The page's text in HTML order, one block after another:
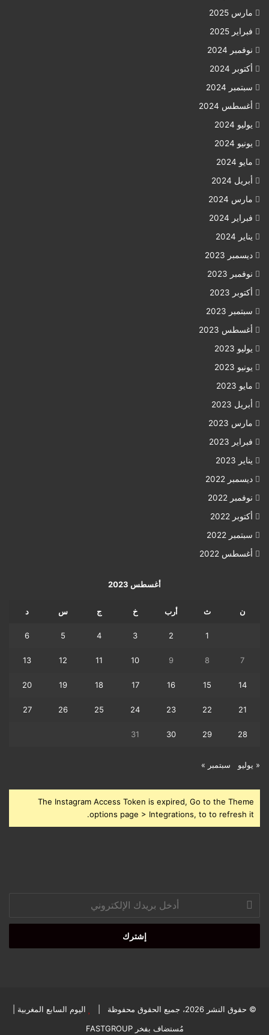
مارس 2025
فبراير 2025
نوفمبر 2024
أكتوبر 2024
سبتمبر 2024
أغسطس 2024
يوليو 2024
يونيو 2024
مايو 2024
أبريل 2024
مارس 2024
فبراير 2024
يناير 2024
ديسمبر 2023
نوفمبر 2023
أكتوبر 2023
سبتمبر 2023
أغسطس 2023
يوليو 2023
يونيو 2023
مايو 2023
أبريل 2023
مارس 2023
فبراير 2023
يناير 2023
ديسمبر 2022
نوفمبر 2022
أكتوبر 2022
سبتمبر 2022
أغسطس 2022
أغسطس 2023
ن ث أرب خ ج س د
1
2
3
4
5
6
7
8
9
10
11
12
13
14
15
16
17
18
19
20
21
22
23
24
25
26
27
28
29
30
31
« يوليو سبتمبر »
The Instagram Access Token is expired, Go to the Theme
options page > Integrations, to to refresh it.
بريدك
الإلكتروني
© حقوق النشر 2026، جميع الحقوق محفوظة | اليوم السابع المغربية
مُستضاف بفخرFASTGROUP